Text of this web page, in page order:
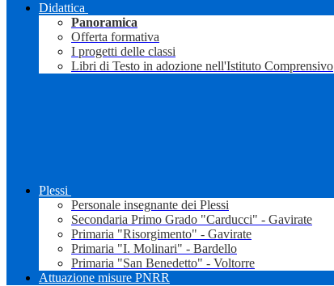
Didattica
Panoramica
Offerta formativa
I progetti delle classi
Libri di Testo in adozione nell'Istituto Comprensivo
Plessi
Personale insegnante dei Plessi
Secondaria Primo Grado "Carducci" - Gavirate
Primaria "Risorgimento" - Gavirate
Primaria "I. Molinari" - Bardello
Primaria "San Benedetto" - Voltorre
Attuazione misure PNRR